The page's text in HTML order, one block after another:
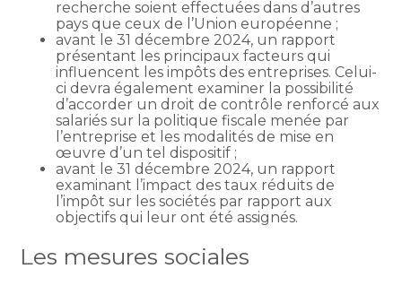
recherche soient effectuées dans d’autres
pays que ceux de l’Union européenne ;
avant le 31 décembre 2024, un rapport
présentant les principaux facteurs qui
influencent les impôts des entreprises. Celui-
ci devra également examiner la possibilité
d’accorder un droit de contrôle renforcé aux
salariés sur la politique fiscale menée par
l’entreprise et les modalités de mise en
œuvre d’un tel dispositif ;
avant le 31 décembre 2024, un rapport
examinant l’impact des taux réduits de
l’impôt sur les sociétés par rapport aux
objectifs qui leur ont été assignés.
Les mesures sociales